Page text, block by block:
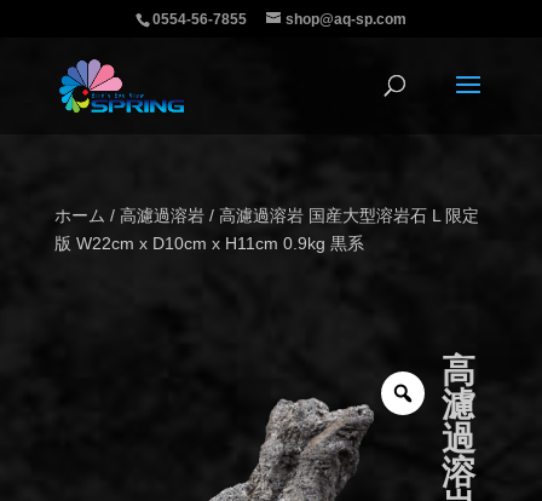
0554-56-7855 shop@aq-sp.com
ホーム / 高濾過溶岩/ 高濾過溶岩 国産大型溶岩石 L 限定
版 W22cm x D10cm x H11cm 0.9kg 黒系
高
濾
過
溶